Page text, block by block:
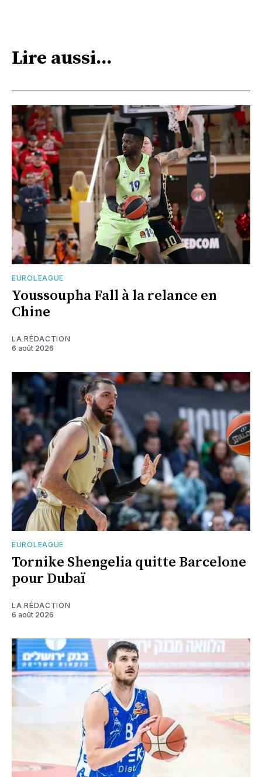
Lire aussi...
EUROLEAGUE
Youssoupha Fall à la relance en
Chine
LA RÉDACTION
6 août 2026
EUROLEAGUE
Tornike Shengelia quitte Barcelone
pour Dubaï
LA RÉDACTION
6 août 2026